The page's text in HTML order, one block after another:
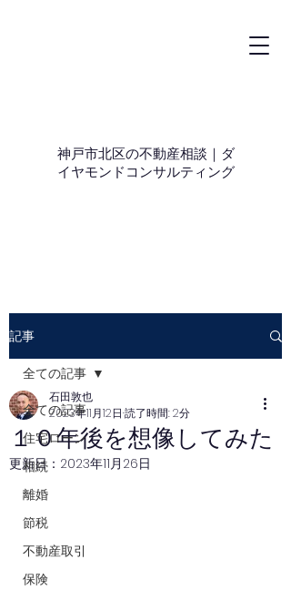
神戸市北区の不動産相談｜ダ
イヤモンドコンサルティング
記事
全ての記事
住宅ローン
相続
離婚
節税
不動産取引
保険
全ての記事
１０年後を想像してみた
石田敦也
2023年11月12日 読了時間: 2分
更新日： 2023年11月26日